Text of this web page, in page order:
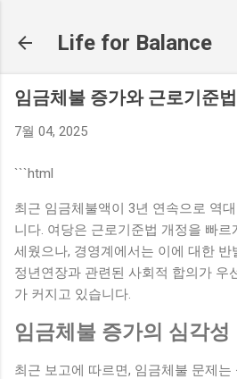
Life for Balance
임금체불 증가와 근로기준
7월 04, 2025
```html
최근 임금체불액이 3년 연속으로 역
니다. 여당은 근로기준법 개정을 빠
세웠으나, 경영계에서는 이에 대한 반
정년연장과 관련된 사회적 합의가 우
가 커지고 있습니다.
임금체불 증가의 심각성
최근 보고에 따르면, 임금체불 문제